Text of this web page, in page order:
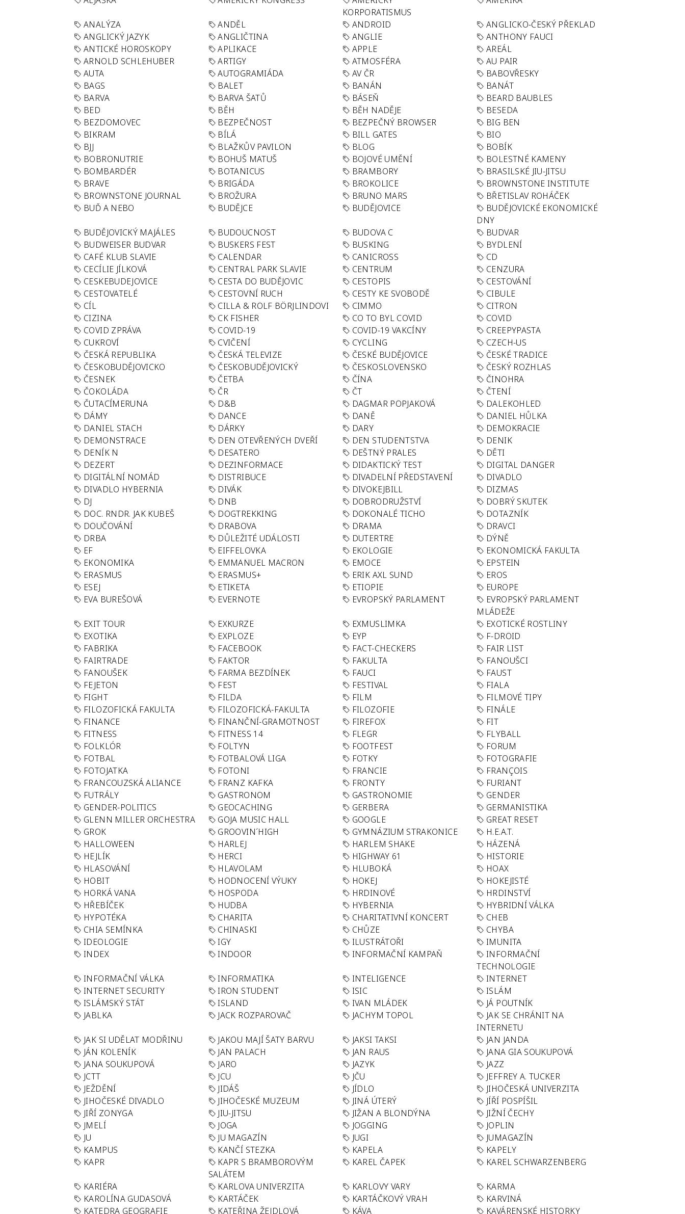
KORPORATISMUS
ANALÝZA ANDĚL ANDROID
ANGLICKO-ČESKÝ PŘEKLAD
ANGLICKÝ JAZYK
ANGLIČTINA ANGLIE
ANTHONY FAUCI
ANTICKÉ HOROSKOPY
APLIKACE APPLE
AREÁL
ARNOLD SCHLEHUBER
ARTIGY ATMOSFÉRA
AU PAIR
AUTA
AUTOGRAMIÁDA AV ČR
BABOVŘESKY
BAGS
BALET BANÁN
BANÁT
BARVA
BARVA ŠATŮ BÁSEŇ
BEARD BAUBLES
BED
BĚH BĚH NADĚJE
BESEDA
BEZDOMOVEC
BEZPEČNOST BEZPEČNÝ BROWSER
BIG BEN
BIKRAM
BÍLÁ BILL GATES
BIO
BJJ
BLAŽKŮV PAVILON BLOG
BOBÍK
BOBRONUTRIE
BOHUŠ MATUŠ BOJOVÉ UMĚNÍ
BOLESTNÉ KAMENY
BOMBARDÉR
BOTANICUS BRAMBORY
BRASILSKÉ JIU-JITSU
BRAVE
BRIGÁDA BROKOLICE
BROWNSTONE INSTITUTE
BROWNSTONE JOURNAL
BROŽURA BRUNO MARS
BŘETISLAV ROHÁČEK
BUĎ A NEBO
BUDĚJCE BUDĚJOVICE
BUDĚJOVICKÉ EKONOMICKÉ
DNY
BUDĚJOVICKÝ MAJÁLES
BUDOUCNOST BUDOVA C
BUDVAR
BUDWEISER BUDVAR
BUSKERS FEST BUSKING
BYDLENÍ
CAFÉ KLUB SLAVIE
CALENDAR CANICROSS
CD
CECÍLIE JÍLKOVÁ
CENTRAL PARK SLAVIE CENTRUM
CENZURA
CESKEBUDEJOVICE
CESTA DO BUDĚJOVIC CESTOPIS
CESTOVÁNÍ
CESTOVATELÉ
CESTOVNÍ RUCH CESTY KE SVOBODĚ
CIBULE
CÍL
CILLA & ROLF BÖRJLINDOVI CIMMO
CITRON
CIZINA
CK FISHER CO TO BYL COVID
COVID
COVID ZPRÁVA
COVID-19 COVID-19 VAKCÍNY
CREEPYPASTA
CUKROVÍ
CVIČENÍ CYCLING
CZECH-US
ČESKÁ REPUBLIKA
ČESKÁ TELEVIZE ČESKÉ BUDĚJOVICE
ČESKÉ TRADICE
ČESKOBUDĚJOVICKO
ČESKOBUDĚJOVICKÝ ČESKOSLOVENSKO
ČESKÝ ROZHLAS
ČESNEK
ČETBA ČÍNA
ČINOHRA
ČOKOLÁDA
ČR ČT
ČTENÍ
ČUTACÍMERUNA
D&B DAGMAR POPJAKOVÁ
DALEKOHLED
DÁMY
DANCE DANĚ
DANIEL HŮLKA
DANIEL STACH
DÁRKY DARY
DEMOKRACIE
DEMONSTRACE
DEN OTEVŘENÝCH DVEŘÍ DEN STUDENTSTVA
DENIK
DENÍK N
DESATERO DEŠTNÝ PRALES
DĚTI
DEZERT
DEZINFORMACE DIDAKTICKÝ TEST
DIGITAL DANGER
DIGITÁLNÍ NOMÁD
DISTRIBUCE DIVADELNÍ PŘEDSTAVENÍ
DIVADLO
DIVADLO HYBERNIA
DIVÁK DIVOKEJBILL
DIZMAS
DJ
DNB DOBRODRUŽSTVÍ
DOBRÝ SKUTEK
DOC. RNDR. JAK KUBEŠ
DOGTREKKING DOKONALÉ TICHO
DOTAZNÍK
DOUČOVÁNÍ
DRABOVA DRAMA
DRAVCI
DRBA
DŮLEŽITÉ UDÁLOSTI DUTERTRE
DÝNĚ
EF
EIFFELOVKA EKOLOGIE
EKONOMICKÁ FAKULTA
EKONOMIKA
EMMANUEL MACRON EMOCE
EPSTEIN
ERASMUS
ERASMUS+ ERIK AXL SUND
EROS
ESEJ
ETIKETA ETIOPIE
EUROPE
EVA BUREŠOVÁ
EVERNOTE EVROPSKÝ PARLAMENT
EVROPSKÝ PARLAMENT
MLÁDEŽE
EXIT TOUR
EXKURZE EXMUSLIMKA
EXOTICKÉ ROSTLINY
EXOTIKA
EXPLOZE EYP
F-DROID
FABRIKA
FACEBOOK FACT-CHECKERS
FAIR LIST
FAIRTRADE
FAKTOR FAKULTA
FANOUŠCI
FANOUŠEK
FARMA BEZDÍNEK FAUCI
FAUST
FEJETON
FEST FESTIVAL
FIALA
FIGHT
FILDA FILM
FILMOVÉ TIPY
FILOZOFICKÁ FAKULTA
FILOZOFICKÁ-FAKULTA FILOZOFIE
FINÁLE
FINANCE
FINANČNÍ-GRAMOTNOST FIREFOX
FIT
FITNESS
FITNESS 14 FLEGR
FLYBALL
FOLKLÓR
FOLTYN FOOTFEST
FORUM
FOTBAL
FOTBALOVÁ LIGA FOTKY
FOTOGRAFIE
FOTOJATKA
FOTONI FRANCIE
FRANÇOIS
FRANCOUZSKÁ ALIANCE
FRANZ KAFKA FRONTY
FURIANT
FUTRÁLY
GASTRONOM GASTRONOMIE
GENDER
GENDER-POLITICS
GEOCACHING GERBERA
GERMANISTIKA
GLENN MILLER ORCHESTRA
GOJA MUSIC HALL GOOGLE
GREAT RESET
GROK
GROOVIN´HIGH GYMNÁZIUM STRAKONICE
H.E.A.T.
HALLOWEEN
HARLEJ HARLEM SHAKE
HÁZENÁ
HEJLÍK
HERCI HIGHWAY 61
HISTORIE
HLASOVÁNÍ
HLAVOLAM HLUBOKÁ
HOAX
HOBIT
HODNOCENÍ VÝUKY HOKEJ
HOKEJISTÉ
HORKÁ VANA
HOSPODA HRDINOVÉ
HRDINSTVÍ
HŘEBÍČEK
HUDBA HYBERNIA
HYBRIDNÍ VÁLKA
HYPOTÉKA
CHARITA CHARITATIVNÍ KONCERT
CHEB
CHIA SEMÍNKA
CHINASKI CHŮZE
CHYBA
IDEOLOGIE
IGY ILUSTRÁTOŘI
IMUNITA
INDEX
INDOOR INFORMAČNÍ KAMPAŇ
INFORMAČNÍ
TECHNOLOGIE
INFORMAČNÍ VÁLKA
INFORMATIKA INTELIGENCE
INTERNET
INTERNET SECURITY
IRON STUDENT ISIC
ISLÁM
ISLÁMSKÝ STÁT
ISLAND IVAN MLÁDEK
JÁ POUTNÍK
JABLKA
JACK ROZPAROVAČ JACHYM TOPOL
JAK SE CHRÁNIT NA
INTERNETU
JAK SI UDĚLAT MODŘINU
JAKOU MAJÍ ŠATY BARVU JAKSI TAKSI
JAN JANDA
JÁN KOLENÍK
JAN PALACH JAN RAUS
JANA GIA SOUKUPOVÁ
JANA SOUKUPOVÁ
JARO JAZYK
JAZZ
JCTT
JCU JČU
JEFFREY A. TUCKER
JEŽDĚNÍ
JIDÁŠ JÍDLO
JIHOČESKÁ UNIVERZITA
JIHOČESKÉ DIVADLO
JIHOČESKÉ MUZEUM JINÁ ÚTERÝ
JÍŘÍ POSPÍŠIL
JIŘÍ ZONYGA
JIU-JITSU JIŽAN A BLONDÝNA
JIŽNÍ ČECHY
JMELÍ
JOGA JOGGING
JOPLIN
JU
JU MAGAZÍN JUGI
JUMAGAZÍN
KAMPUS
KANČÍ STEZKA KAPELA
KAPELY
KAPR
KAPR S BRAMBOROVÝM
SALÁTEM
KAREL ČAPEK KAREL SCHWARZENBERG
KARIÉRA KARLOVA UNIVERZITA KARLOVY VARY
KARMA
KAROLÍNA GUDASOVÁ
KARTÁČEK KARTÁČKOVÝ VRAH
KARVINÁ
KATEDRA GEOGRAFIE
KATEŘINA ŽEJDLOVÁ KÁVA KAVÁRENSKÉ HISTORKY